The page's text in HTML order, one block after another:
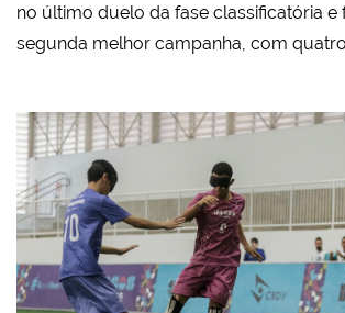
no último duelo da fase classificatória e
segunda melhor campanha, com